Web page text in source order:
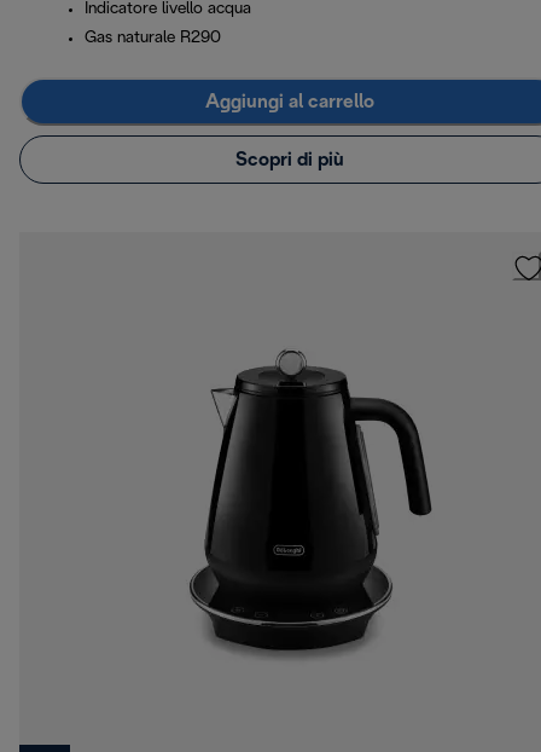
Indicatore livello acqua
Gas naturale R290
Aggiungi al carrello
Scopri di più